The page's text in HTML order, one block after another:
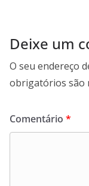
Deixe um
O seu endereço
obrigatórios são
Comentário *